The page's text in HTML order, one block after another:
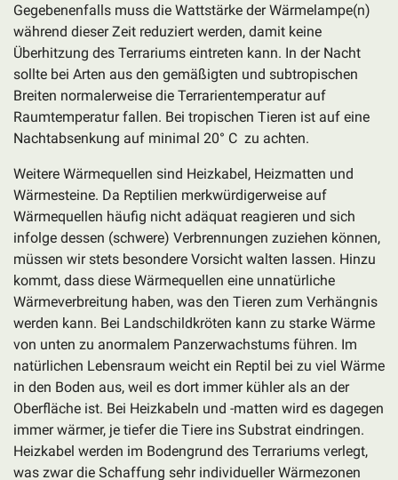
Gegebenenfalls muss die Wattstärke der Wärmelampe(n)
während dieser Zeit reduziert werden, damit keine
Überhitzung des Terrariums eintreten kann. In der Nacht
sollte bei Arten aus den gemäßigten und subtropischen
Breiten normalerweise die Terrarientemperatur auf
Raumtemperatur fallen. Bei tropischen Tieren ist auf eine
Nachtabsenkung auf minimal 20° C zu achten.
Weitere Wärmequellen sind Heizkabel, Heizmatten und
Wärmesteine. Da Reptilien merkwürdigerweise auf
Wärmequellen häufig nicht adäquat reagieren und sich
infolge dessen (schwere) Verbrennungen zuziehen können,
müssen wir stets besondere Vorsicht walten lassen. Hinzu
kommt, dass diese Wärmequellen eine unnatürliche
Wärmeverbreitung haben, was den Tieren zum Verhängnis
werden kann. Bei Landschildkröten kann zu starke Wärme
von unten zu anormalem Panzerwachstums führen. Im
natürlichen Lebensraum weicht ein Reptil bei zu viel Wärme
in den Boden aus, weil es dort immer kühler als an der
Oberfläche ist. Bei Heizkabeln und -matten wird es dagegen
immer wärmer, je tiefer die Tiere ins Substrat eindringen.
Heizkabel werden im Bodengrund des Terrariums verlegt,
was zwar die Schaffung sehr individueller Wärmezonen